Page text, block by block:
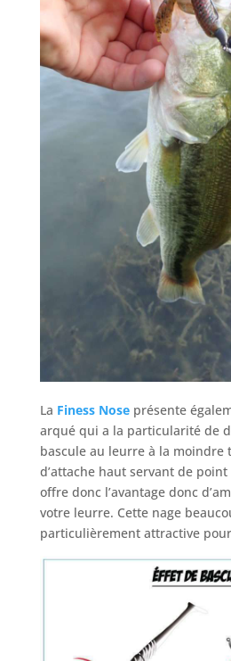
La Finess Noseprésente
arqué qui a la particularité de
bascule au leurre à la moindre
d’attache haut servant de
offre donc l’avantage donc
votre leurre. Cette nage
particulièrement attractive